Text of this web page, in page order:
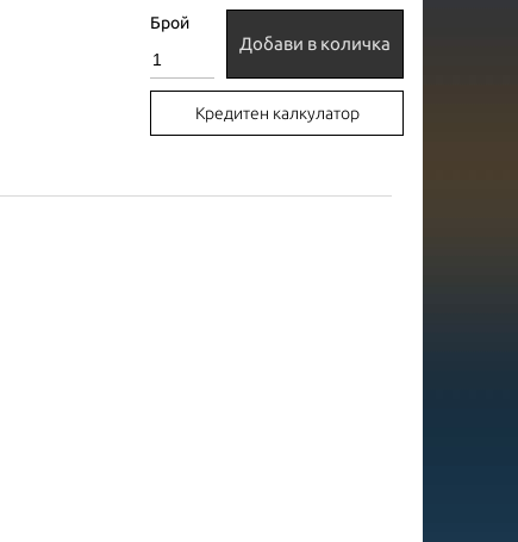
Брой
Добави в количка
Кредитен калкулатор